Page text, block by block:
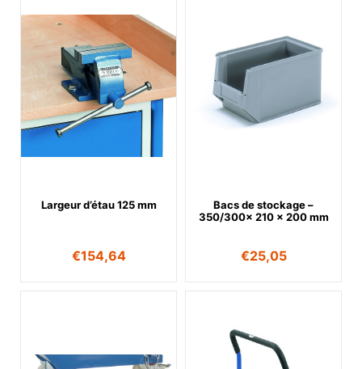
Largeur d’étau 125 mm
€154,64
Bacs de stockage –
350/300x 210 x 200 mm
€25,05